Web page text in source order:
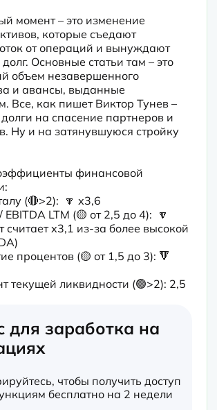
момент – это изменение
которые съедают
от операций и вынуждают
Основные статьи там – это
объем незавершенного
и авансы, выданные
Все, как пишет Виктор Тунев –
на спасение партнеров и
Ну и на затянувшуюся стройку
финансовой
(🔴>2):  🔽 х3,6
LTM (🟡 от 2,5 до 4):  🔽
считает х3,1 из-за более высокой
процентов (🟡 от 1,5 до 3): 🔻
текущей ликвидности (🟢>2): 2,5
для заработка на
чтобы получить доступ
бесплатно на 2 недели